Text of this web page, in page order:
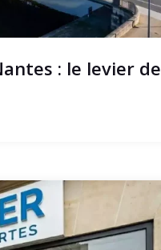
: le levier de